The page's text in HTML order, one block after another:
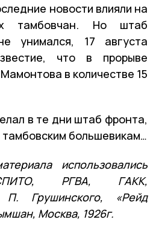
новости влияли на
тамбовчан. Но штаб
унимался, 17 августа
что в прорыве
в количестве 15
в те дни штаб фронта,
тамбовским большевикам…
использовались
РГВА, ГАКК,
Грушинского, «Рейд
Москва, 1926г.